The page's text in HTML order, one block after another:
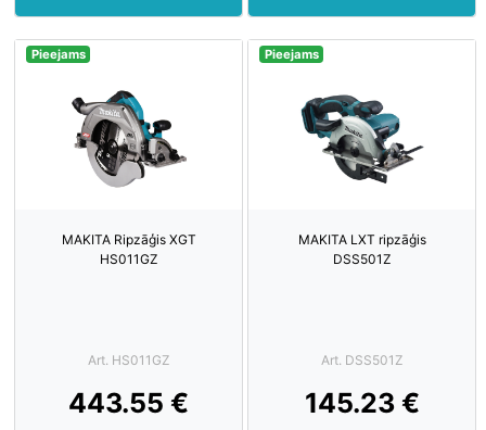
Pieejams
MAKITA Ripzāģis XGT
HS011GZ
Art. HS011GZ
443.55 €
Pieejams
MAKITA LXT ripzāģis
DSS501Z
Art. DSS501Z
145.23 €